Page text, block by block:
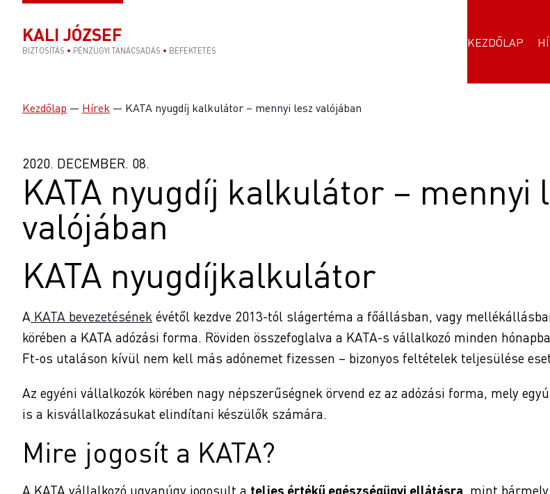
KALI JÓZSEF
BIZTOSÍTÁS • PÉNZÜGYI TANÁCSADÁS • BEFEKTETÉS
KEZDŐLAP
Kezdőlap — Hírek — KATA nyugdíj kalkulátor – mennyi lesz valójában
2020. DECEMBER. 08.
KATA nyugdíj kalkulátor – mennyi
valójában
KATA nyugdíjkalkulátor
A KATA bevezetésének évétől kezdve 2013-tól slágertéma a főállásban, vagy
körében a KATA adózási forma. Röviden összefoglalva a KATA-s vállalkozó minden
Ft-os utaláson kívül nem kell más adónemet fizessen – bizonyos feltételek teljesülése
Az egyéni vállalkozók körében nagy népszerűségnek örvend ez az adózási forma, mely
is a kisvállalkozásukat elindítani készülők számára.
Mire jogosít a KATA?
A KATA vállalkozó ugyanúgy jogosult a teljes értékű egészségügyi ellátásra, mint